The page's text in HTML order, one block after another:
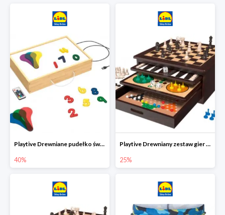
Playtive Drewniane pudełko świetlne MONTESSORI
40%
Playtive Drewniany zestaw gier 10 w 1
25%